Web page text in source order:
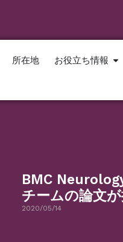
所在地 お役立ち情報
BMC
チームの論文
2020/05/14